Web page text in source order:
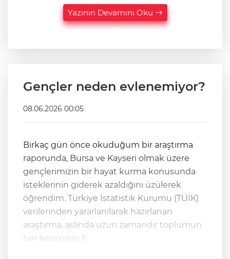
Yazının Devamını Oku
Gençler neden evlenemiyor?
08.06.2026 00:05
Birkaç gün önce okuduğum bir araştırma
raporunda, Bursa ve Kayseri olmak üzere
gençlerimizin bir hayat kurma konusunda
isteklerinin giderek azaldığını üzülerek
öğrendim. Türkiye İstatistik Kurumu (TÜİK)
verilerinden yararlanılarak hazırlanan
araştırma, aslında uzun zamandır toplumun
her kesiminin h